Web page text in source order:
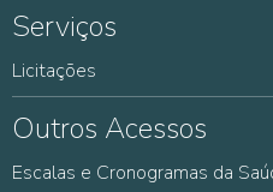
Serviços
Licitações
Outros Acessos
Escalas e Cronogramas da